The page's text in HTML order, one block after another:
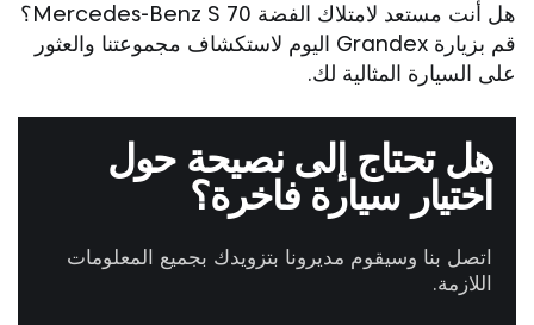
هل أنت مستعد لامتلاك الفضة Mercedes-Benz S 70؟
قم بزيارة Grandex اليوم لاستكشاف مجموعتنا والعثور
على السيارة المثالية لك.
هل تحتاج إلى نصيحة حول
اختيار سيارة فاخرة؟
اتصل بنا وسيقوم مديرونا بتزويدك بجميع المعلومات
اللازمة.